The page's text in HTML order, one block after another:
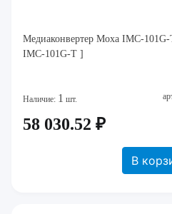
Медиаконвертер Moxa IMC-
IMC-101G-T ]
Наличие: 1 шт.
58 030.52 ₽
В